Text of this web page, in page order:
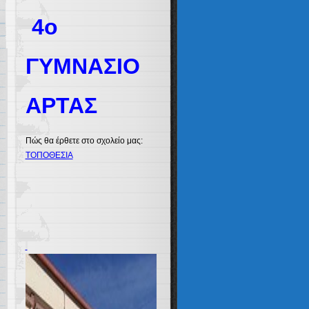
4ο
ΓΥΜΝΑΣΙΟ
ΑΡΤΑΣ
Πώς θα έρθετε στο σχολείο μας:
ΤΟΠΟΘΕΣΙΑ